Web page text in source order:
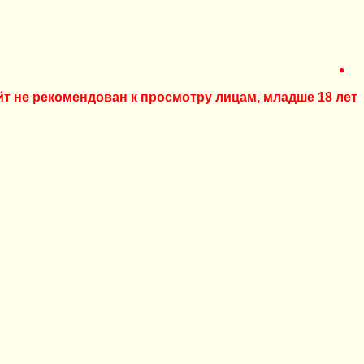
не рекомендован к просмотру лицам, младше 18 лет